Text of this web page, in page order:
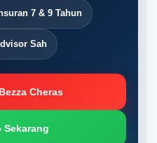
7 & 9 Tahun
Sah
Cheras
Sekarang